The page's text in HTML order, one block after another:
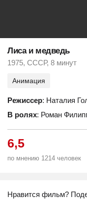
Лиса и медведь
1975, СССР, 8 минут
Анимация
Режиссер: Наталия
В ролях: Роман
6,5
по мнению 1214 человек
Нравится фильм?